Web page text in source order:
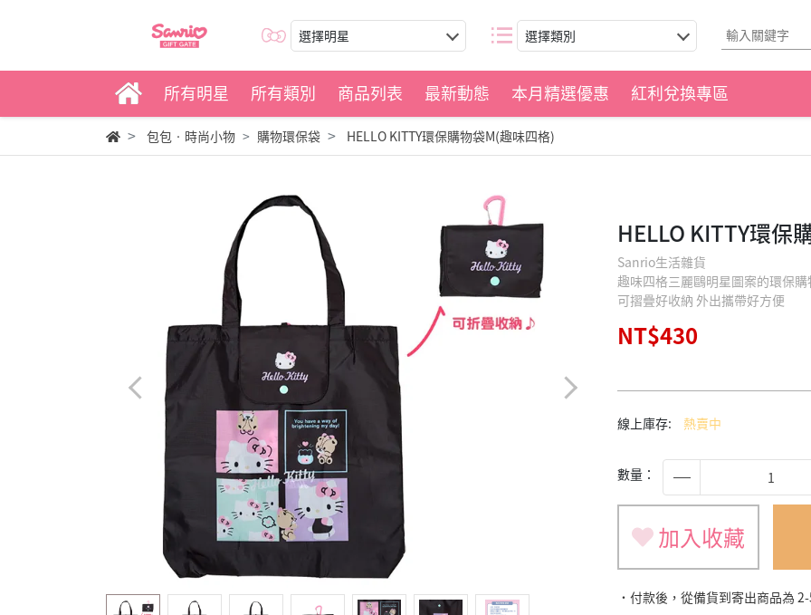
選擇明星 選擇類別
所有明星 所有類別 商品列表 最新動態 本月精選優惠 紅利兌換專區
包包‧時尚小物 購物環保袋 HELLO KITTY環保購物袋M(趣味四格)
HELLO KITTY環保
Sanrio生活雜貨
趣味四格三麗鷗明星圖案的環保購
可摺疊好收納 外出攜帶好方便
NT$430
線上庫存: 熱賣中
數量：
加入收藏
˙付款後，從備貨到寄出商品為